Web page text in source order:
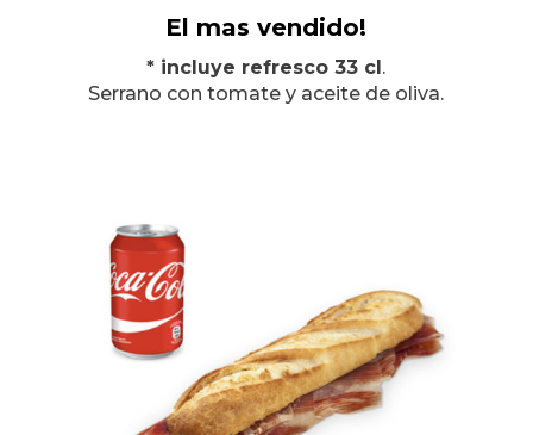
El mas vendido!
* incluye refresco 33 cl.
Serrano con tomate y aceite de oliva.